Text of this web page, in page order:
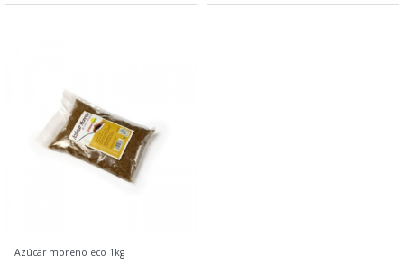
Azúcar moreno eco 1kg